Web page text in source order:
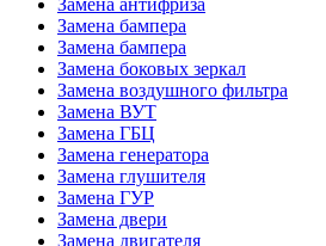
Замена антифриза
Замена бампера
Замена бампера
Замена боковых зеркал
Замена воздушного фильтра
Замена ВУТ
Замена ГБЦ
Замена генератора
Замена глушителя
Замена ГУР
Замена двери
Замена двигателя